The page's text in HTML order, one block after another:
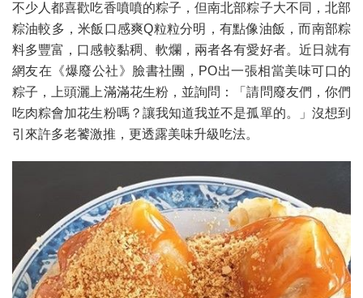
不少人都喜歡吃香噴噴的粽子，但南北部粽子大不同，北部
粽油較多，米飯口感爽Q粒粒分明，有點像油飯，而南部粽
料多豐富，口感較黏稠、軟爛，兩者各有愛好者。近日就有
網友在《爆廢公社》臉書社團，PO出一張相當美味可口的
粽子，上頭灑上滿滿花生粉，並詢問：「請問廢友們，你們
吃肉粽會加花生粉嗎？讓我知道我並不是孤單的。」沒想到
引來許多老饕激推，更透露美味升級吃法。